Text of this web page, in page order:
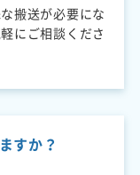
搬送が必要にな
にご相談くださ
すか？